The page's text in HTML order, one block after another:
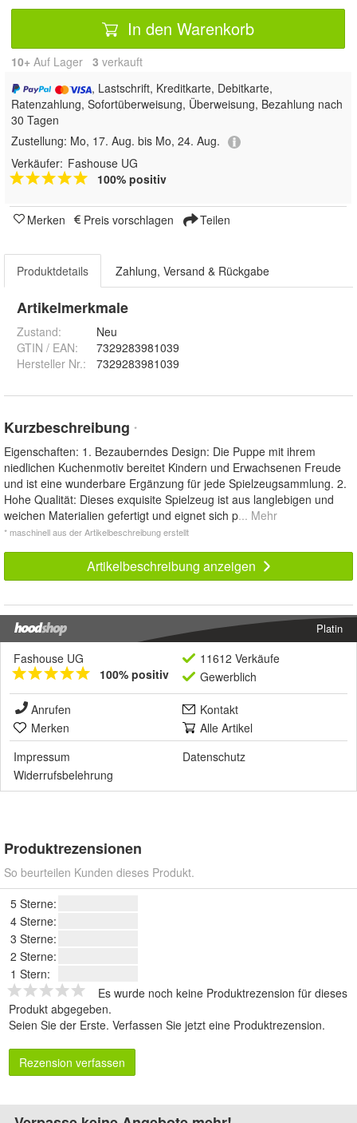
In den Warenkorb
10+ Auf Lager 3 verkauft
, Lastschrift, Kreditkarte, Debitkarte,
Ratenzahlung, Sofortüberweisung, Überweisung, Bezahlung nach
30 Tagen
Zustellung: Mo, 17. Aug. bis Mo, 24. Aug.
Verkäufer: Fashouse UG
100% positiv
Merken Preis vorschlagen Teilen
Produktdetails Zahlung, Versand & Rückgabe
Artikelmerkmale
Zustand:
Neu
GTIN / EAN:
7329283981039
Hersteller Nr.:
7329283981039
Kurzbeschreibung *
Eigenschaften: 1. Bezauberndes Design: Die Puppe mit ihrem
niedlichen Kuchenmotiv bereitet Kindern und Erwachsenen Freude
und ist eine wunderbare Ergänzung für jede Spielzeugsammlung. 2.
Hohe Qualität: Dieses exquisite Spielzeug ist aus langlebigen und
weichen Materialien gefertigt und eignet sich p... Mehr
* maschinell aus der Artikelbeschreibung erstellt
Artikelbeschreibung anzeigen
Platin
Fashouse UG
100% positiv
11612 Verkäufe
Gewerblich
Anrufen
Kontakt
Merken
Alle Artikel
Impressum
Datenschutz
Widerrufsbelehrung
Produktrezensionen
So beurteilen Kunden dieses Produkt.
5 Sterne:
4 Sterne:
3 Sterne:
2 Sterne:
1 Stern:
Es wurde noch keine Produktrezension für dieses
Produkt abgegeben.
Seien Sie der Erste. Verfassen Sie jetzt eine Produktrezension.
Rezension verfassen